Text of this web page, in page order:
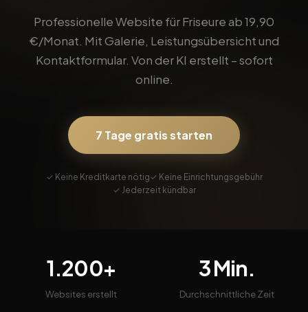
Professionelle Website für Friseure ab 19,90
€/Monat. Mit Galerie, Leistungsübersicht und
Kontaktformular. Von der KI erstellt – sofort
online.
7 Tage gratis starten
✓ Keine Kreditkarte nötig✓ Keine Einrichtungsgebühr
✓ Jederzeit kündbar
1.200+
Websites erstellt
3 Min.
Durchschnittliche Zeit